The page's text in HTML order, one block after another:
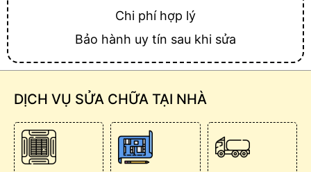
Chi phí hợp lý
Bảo hành uy tín sau khi sửa
DỊCH VỤ SỬA CHỮA TẠI NHÀ